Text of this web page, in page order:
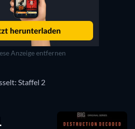
Anzeige entfernen